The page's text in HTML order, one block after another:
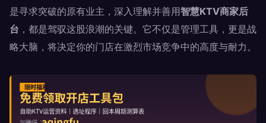
是寻求突破的原有业主，深入理解并善用智慧KTV商家后
台 ，都是驾驭这股浪潮的关键。它不仅是管理工具，更是战
略大脑，将决定你的门店在激烈市场竞争中的高度与耐力。